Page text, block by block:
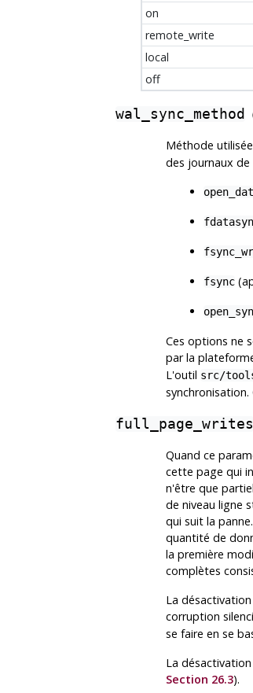
on
remote_write
local
off
wal_sync_method
Méthode
des journaux
fsync
Ces options ne
par la
L'outil src/
full_page_writes
Quand ce
cette page qui
n'être que
de niveau ligne
qui suit la
quantité de
la première
complètes
La
corruption
se faire en se
La
Section 26.3).